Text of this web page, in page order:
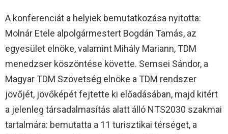
A konferenciát a helyiek bemutatkozása nyitotta:
Molnár Etele alpolgármestert Bogdán Tamás, az
egyesület elnöke, valamint Mihály Mariann, TDM
menedzser köszöntése követte. Semsei Sándor, a
Magyar TDM Szövetség elnöke a TDM rendszer
jövőjét, jövőképét fejtette ki előadásában, majd kitért
a jelenleg társadalmasítás alatt álló NTS2030 szakmai
tartalmára: bemutatta a 11 turisztikai térséget, a